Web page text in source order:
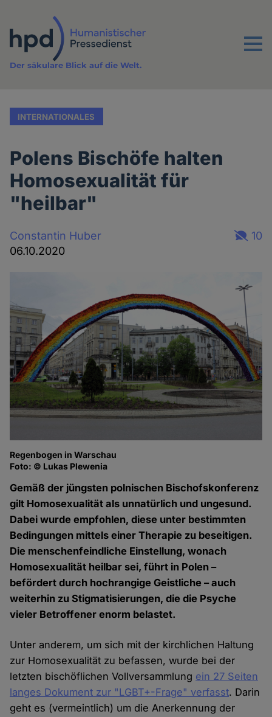
Inhalt
Menu
Der säkulare Blick auf die Welt.
INTERNATIONALES
Polens Bischöfe halten
Homosexualität für
"heilbar"
Constantin Huber
06.10.2020
10
Regenbogen in Warschau
Foto: © Lukas Plewenia
Gemäß der jüngsten polnischen Bischofskonferenz
gilt Homosexualität als unnatürlich und ungesund.
Dabei wurde empfohlen, diese unter bestimmten
Bedingungen mittels einer Therapie zu beseitigen.
Die menschenfeindliche Einstellung, wonach
Homosexualität heilbar sei, führt in Polen –
befördert durch hochrangige Geistliche – auch
weiterhin zu Stigmatisierungen, die die Psyche
vieler Betroffener enorm belastet.
Unter anderem, um sich mit der kirchlichen Haltung
zur Homosexualität zu befassen, wurde bei der
letzten bischöflichen Vollversammlung ein 27 Seiten
langes Dokument zur "LGBT+-Frage" verfasst. Darin
geht es (vermeintlich) um die Anerkennung der